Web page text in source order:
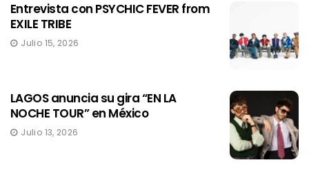
Entrevista con PSYCHIC FEVER from
EXILE TRIBE
Julio 15, 2026
LAGOS anuncia su gira “EN LA
NOCHE TOUR” en México
Julio 13, 2026